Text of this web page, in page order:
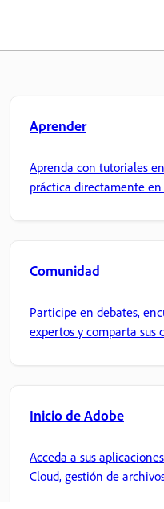
Aprender
Aprenda con tutoriales
práctica directamente
Comunidad
Participe en debates,
expertos y comparta sus
Inicio de Adobe
Acceda a sus
Cloud, gestión de